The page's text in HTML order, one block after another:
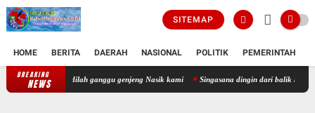
SITEMAP
HOME BERITA DAERAH NASIONAL POLITIK PEMERINTAH
BREAKING
NEWS
jadilah ganggu genjeng Nasik kami Singasana dingin dari balik kamar 9